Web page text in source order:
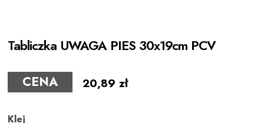
Tabliczka UWAGA PIES 30x19cm PCV
20,89zł
Klej